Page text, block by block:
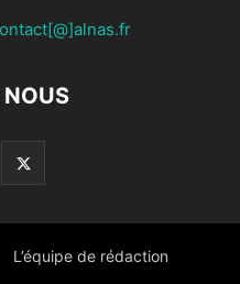
L’équipe de rédaction